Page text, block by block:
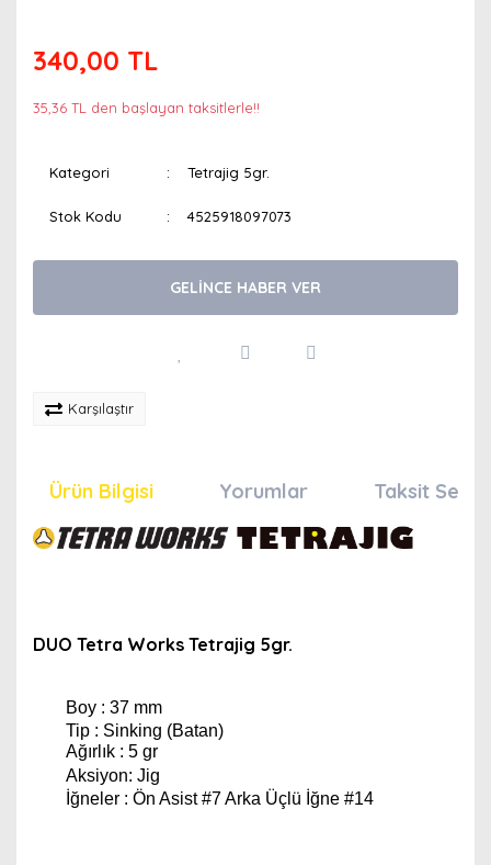
340,00 TL
35,36 TL den başlayan taksitlerle!!
Kategori Tetrajig 5gr.
Stok Kodu 4525918097073
GELİNCE HABER VER
Karşılaştır
Ürün Bilgisi Yorumlar Taksit
DUO Tetra Works Tetrajig 5gr.
Boy : 37 mm
Tip : Sinking (Batan)
Ağırlık : 5 gr
Aksiyon: Jig
İğneler : Ön Asist #7 Arka Üçlü İğne #14